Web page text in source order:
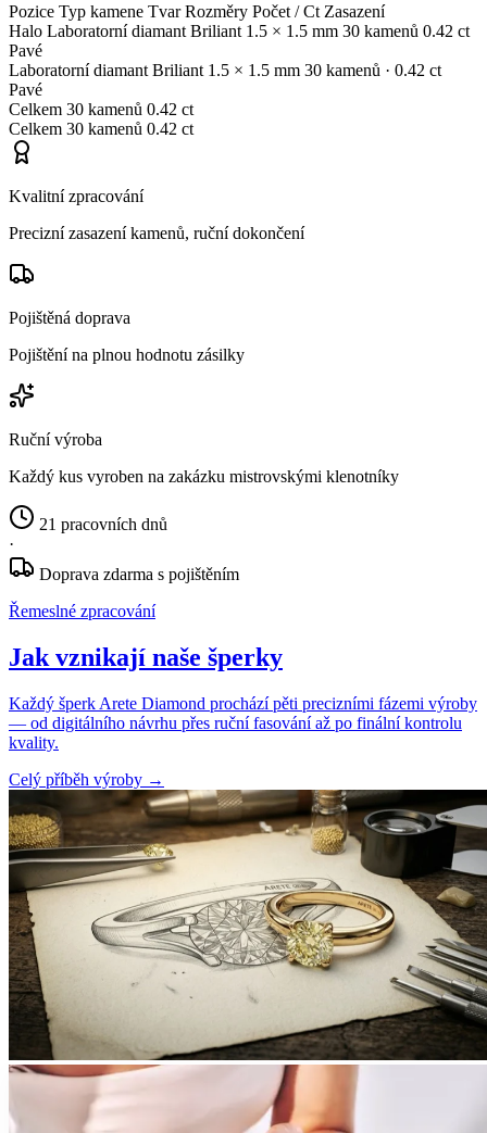
Pozice Typ kamene Tvar Rozměry Počet / Ct Zasazení
Halo Laboratorní diamant Briliant 1.5 × 1.5 mm 30 kamenů 0.42 ct
Pavé
Laboratorní diamant Briliant 1.5 × 1.5 mm 30 kamenů · 0.42 ct
Pavé
Celkem 30 kamenů 0.42 ct
Celkem 30 kamenů 0.42 ct
Kvalitní zpracování
Precizní zasazení kamenů, ruční dokončení
Pojištěná doprava
Pojištění na plnou hodnotu zásilky
Ruční výroba
Každý kus vyroben na zakázku mistrovskými klenotníky
21 pracovních dnů
·
Doprava zdarma s pojištěním
Řemeslné zpracování
Jak vznikají naše šperky
Každý šperk Arete Diamond prochází pěti precizními fázemi výroby
— od digitálního návrhu přes ruční fasování až po finální kontrolu
kvality.
Celý příběh výroby →